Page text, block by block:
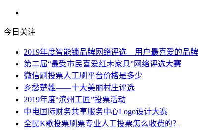
今日关注
2019年度智能锁品牌网络评选—用户最喜爱的品牌
第二届“最受市民喜爱红木家具”网络评选大赛
微信刷投票人工刷平台价格是多少
乡愁楚雄——十大美丽村庄评选
2019年度“滨州工匠”投票活动
中电国际财务共享服务中心Logo设计大赛
全民K歌投票刷票专业人工投票怎么收费的？